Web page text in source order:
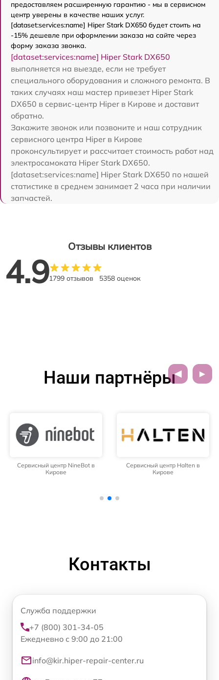
предоставляем расширенную гарантию - мы в сервисном
центр уверены в качестве наших услуг.
[dataset:services:name] Hiper Stark DX650 будет стоить на
-15% дешевле при оформлении заказа на сайте через
форму заказа звонка.
[dataset:services:name] Hiper Stark DX650
выполняется на выезде, если не требует
специального оборудования и сложного ремонта. В
таких случаях наш мастер привезет Hiper Stark
DX650 в сервис-центр Hiper в Кирове и доставит
обратно.
Закажите звонок или позвоните и наш сотрудник
сервисного центра Hiper в Кирове
проконсультирует и рассчитает стоимость работ над
электросамоката Hiper Stark DX650.
[dataset:services:name] Hiper Stark DX650 по нашей
статистике в среднем занимает 2 часа при наличии
запчастей.
Отзывы клиентов
4.91799 отзывов 5358 оценок
Наши партнёры
Сервисный центр NineBot в
Кирове
Сервисный центр Halten в
Кирове
Контакты
Служба поддержки
+7 (800) 301-34-05
Ежедневно с 9:00 до 21:00
info@kir.hiper-repair-center.ru